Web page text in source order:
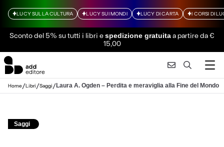
LUCY SULLA CULTURA LUCY SUI MONDI LUCY DI CARTA I CORSI DI
Sconto del 5% su tutti i libri espedizione gratuitaa partire da €
15,00
Home/Libri/Saggi/Laura A. Ogden – Perdita e meraviglia alla Fine del Mondo
Saggi